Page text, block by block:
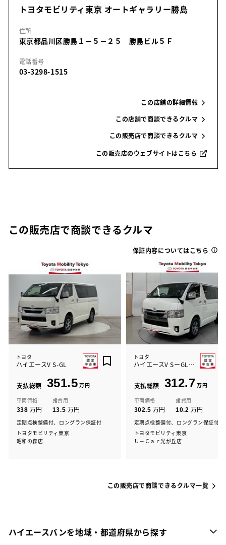
トヨタモビリティ東京 オートギャラリー勝島
住所
東京都品川区勝島１－５－２５ 勝島ビル５Ｆ
電話番号
03-3298-1515
この店舗の詳細情報
この店舗で商談できるクルマ
この販売店で商談できるクルマ
この販売店のウェブサイトはこちら
この販売店で商談できるクルマ
保証内容についてはこちら
トヨタ
ハイエースV S-GL
支払総額 351.5 万円
車両価格
338 万円
諸費用
13.5 万円
定期点検整備付、ロングラン保証付
トヨタモビリティ東京
昭和の森店
トヨタ
ハイエースV SーGLダークP2
支払総額 312.7 万円
車両価格
302.5 万円
諸費用
10.2 万円
定期点検整備付、ロングラン保証付
トヨタモビリティ東京
Ｕ－Ｃａｒ光が丘店
この販売店で商談できるクルマ一覧
ハイエースバンを地域・都道府県から探す